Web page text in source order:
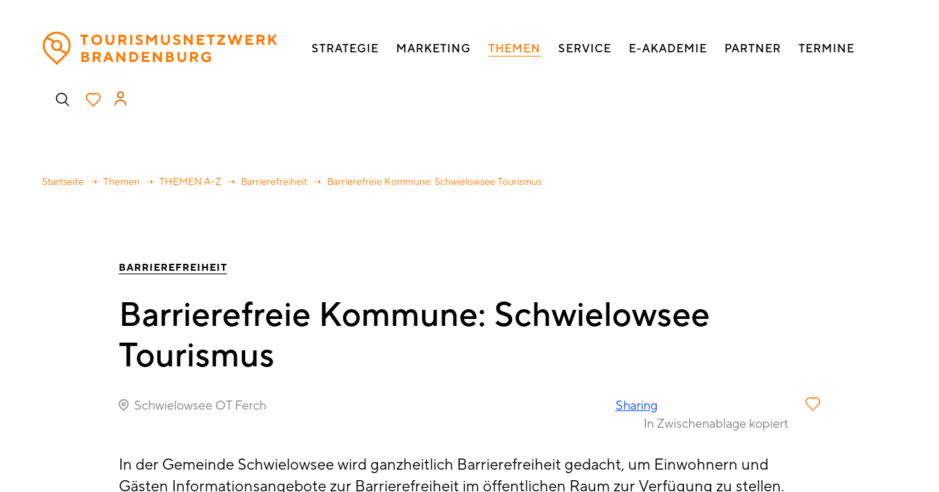
Hauptnavigation
STRATEGIE MARKETING THEMEN SERVICE E-AKADEMIE PARTNER TERMINE
Benutzermenü
Startseite Themen THEMEN A-Z Barrierefreiheit Barrierefreie Kommune: Schwielowsee Tourismus
BARRIEREFREIHEIT
Barrierefreie Kommune: Schwielowsee
Tourismus
Schwielowsee OT Ferch
Sharing
In Zwischenablage kopiert
In der Gemeinde Schwielowsee wird ganzheitlich Barrierefreiheit gedacht, um Einwohnern und
Gästen Informationsangebote zur Barrierefreiheit im öffentlichen Raum zur Verfügung zu stellen.